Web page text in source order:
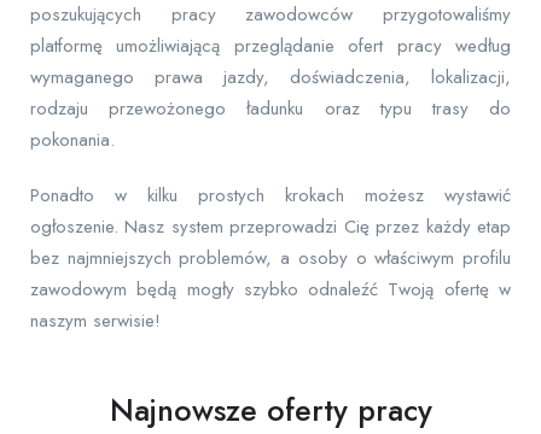
poszukujących pracy zawodowców przygotowaliśmy
platformę umożliwiającą przeglądanie ofert pracy według
wymaganego prawa jazdy, doświadczenia, lokalizacji,
rodzaju przewożonego ładunku oraz typu trasy do
pokonania.
Ponadto w kilku prostych krokach możesz wystawić
ogłoszenie. Nasz system przeprowadzi Cię przez każdy etap
bez najmniejszych problemów, a osoby o właściwym profilu
zawodowym będą mogły szybko odnaleźć Twoją ofertę w
naszym serwisie!
Najnowsze oferty pracy